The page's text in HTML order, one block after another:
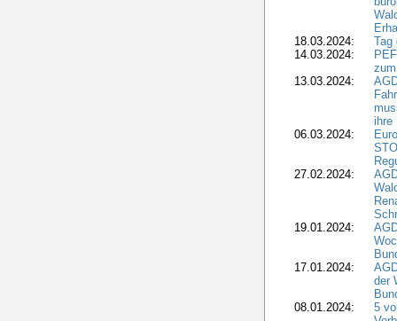
18.03.2024:
Tag
14.03.2024:
13.03.2024:
ihre
06.03.2024:
27.02.2024:
19.01.2024:
17.01.2024:
der
08.01.2024:
5